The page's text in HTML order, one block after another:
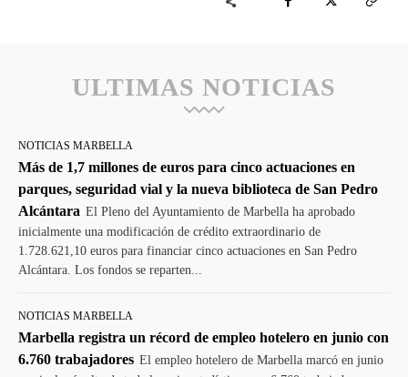
ULTIMAS NOTICIAS
NOTICIAS MARBELLA
Más de 1,7 millones de euros para cinco actuaciones en
parques, seguridad vial y la nueva biblioteca de San Pedro
Alcántara El Pleno del Ayuntamiento de Marbella ha aprobado
inicialmente una modificación de crédito extraordinario de
1.728.621,10 euros para financiar cinco actuaciones en San Pedro
Alcántara. Los fondos se reparten...
NOTICIAS MARBELLA
Marbella registra un récord de empleo hotelero en junio con
6.760 trabajadores El empleo hotelero de Marbella marcó en junio